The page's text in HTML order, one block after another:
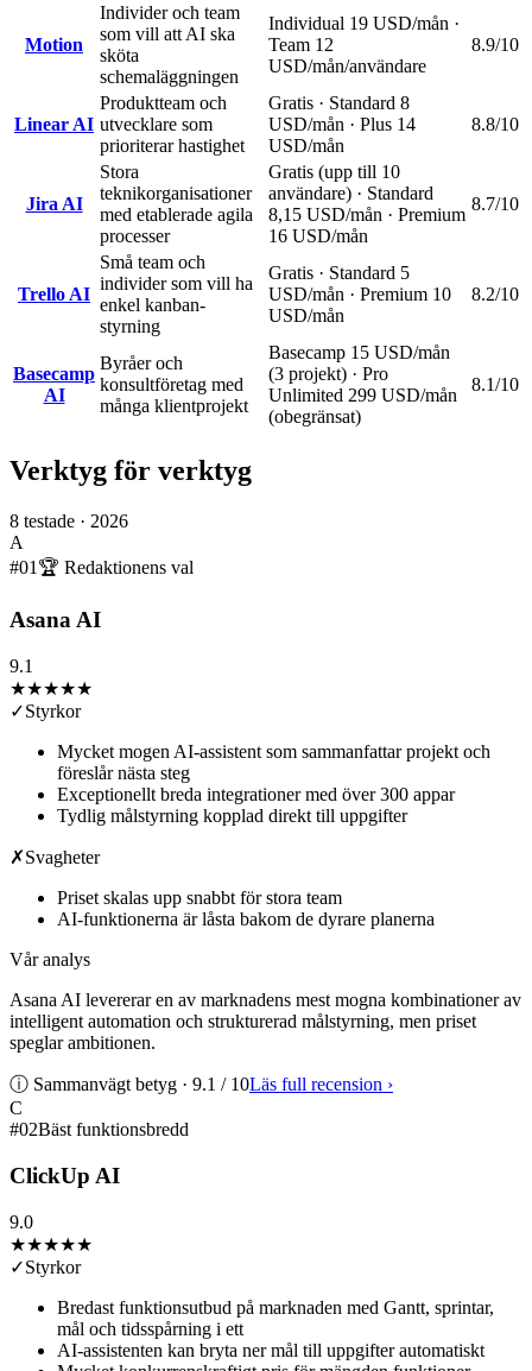
Motion
Individer och team
som vill att AI ska
sköta
schemaläggningen
Individual 19 USD/mån ·
Team 12
USD/mån/användare
8.9/10
Linear AI
Produktteam och
utvecklare som
prioriterar hastighet
Gratis · Standard 8
USD/mån · Plus 14
USD/mån
8.8/10
Jira AI
Stora
teknikorganisationer
med etablerade agila
processer
Gratis (upp till 10
användare) · Standard
8,15 USD/mån · Premium
16 USD/mån
8.7/10
Trello AI
Små team och
individer som vill ha
enkel kanban-
styrning
Gratis · Standard 5
USD/mån · Premium 10
USD/mån
8.2/10
Basecamp
AI
Byråer och
konsultföretag med
många klientprojekt
Basecamp 15 USD/mån
(3 projekt) · Pro
Unlimited 299 USD/mån
(obegränsat)
8.1/10
Verktyg för verktyg
8 testade · 2026
A
#01 🏆 Redaktionens val
Asana AI
9.1
★★★★★
✓Styrkor
Mycket mogen AI-assistent som sammanfattar projekt och
föreslår nästa steg
Exceptionellt breda integrationer med över 300 appar
Tydlig målstyrning kopplad direkt till uppgifter
✗Svagheter
Priset skalas upp snabbt för stora team
AI-funktionerna är låsta bakom de dyrare planerna
Vår analys
Asana AI levererar en av marknadens mest mogna kombinationer av
intelligent automation och strukturerad målstyrning, men priset
speglar ambitionen.
ⓘ Sammanvägt betyg · 9.1 / 10Läs full recension ›
C
#02Bäst funktionsbredd
ClickUp AI
9.0
★★★★★
✓Styrkor
Bredast funktionsutbud på marknaden med Gantt, sprintar,
mål och tidsspårning i ett
AI-assistenten kan bryta ner mål till uppgifter automatiskt